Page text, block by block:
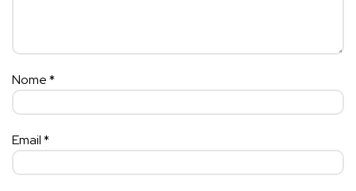
Nome*
Email*